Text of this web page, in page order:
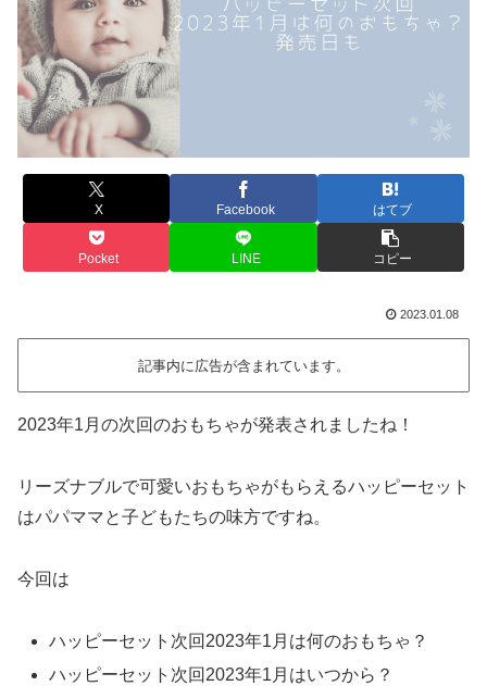
X Facebook はてブ
Pocket LINE コピー
2023.01.08
記事内に広告が含まれています。
2023年1月の次回のおもちゃが発表されましたね！
リーズナブルで可愛いおもちゃがもらえるハッピーセット
はパパママと子どもたちの味方ですね。
今回は
ハッピーセット次回2023年1月は何のおもちゃ？
ハッピーセット次回2023年1月はいつから？